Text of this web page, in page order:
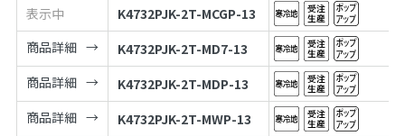
表示中
K4732PJK-2T-MCGP-13
商品詳細
K4732PJK-2T-MD7-13
商品詳細
K4732PJK-2T-MDP-13
商品詳細
K4732PJK-2T-MWP-13